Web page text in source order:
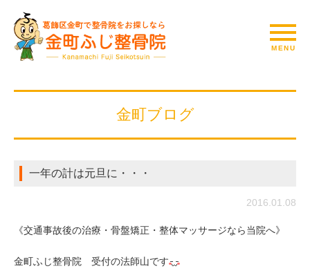
金町ブログ
一年の計は元旦に・・・
2016.01.08
《交通事故後の治療・骨盤矯正・整体マッサージなら当院へ》
金町ふじ整骨院 受付の法師山です